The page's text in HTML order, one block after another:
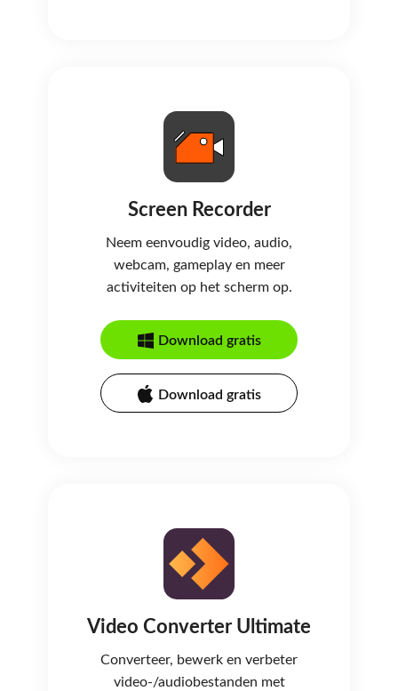
Screen Recorder
Neem eenvoudig video, audio,
webcam, gameplay en meer
activiteiten op het scherm op.
Download gratis
Download gratis
Video Converter Ultimate
Converteer, bewerk en verbeter
video-/audiobestanden met